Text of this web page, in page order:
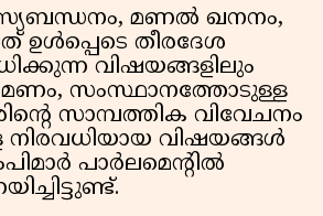
മണൽ ഖനനം,
ഉൾപ്പെടെ തീരദേശ
വിഷയങ്ങളിലും
സംസ്ഥാനത്തോടുള്ള
സാമ്പത്തിക വിവേചനം
നിരവധിയായ വിഷയങ്ങൾ
പാർലമെന്റിൽ